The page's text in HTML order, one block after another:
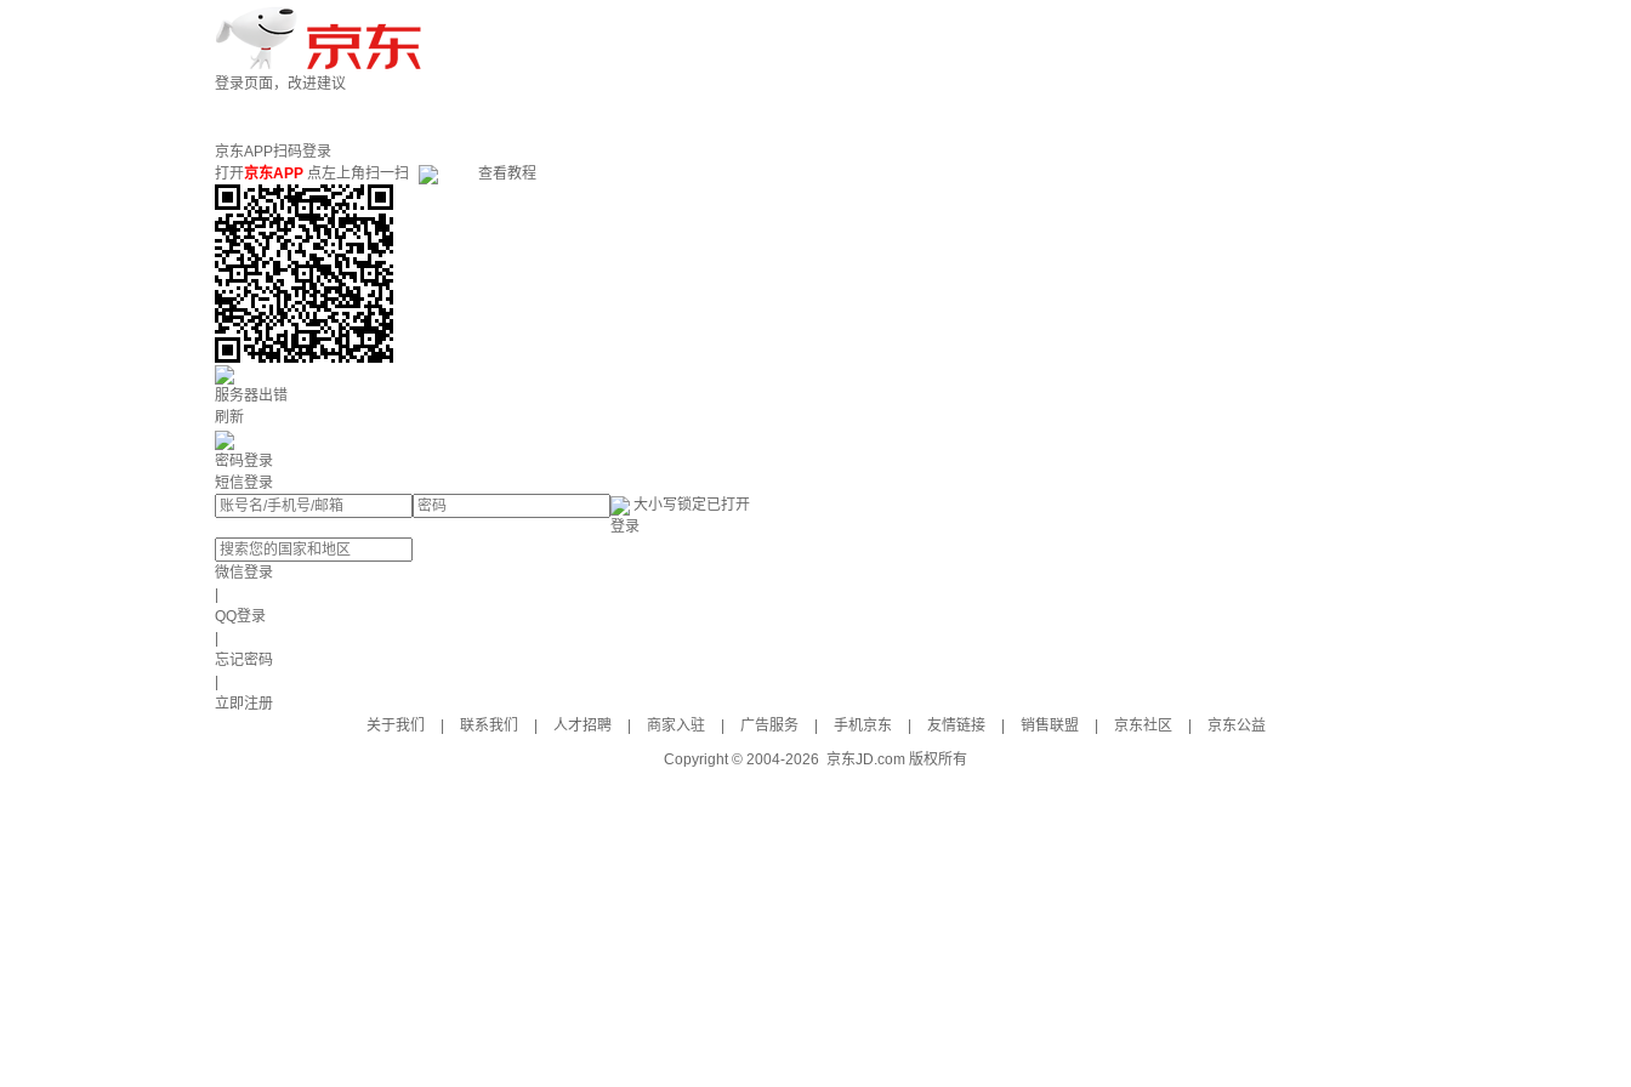
登录页面，改进建议
京东APP扫码登录
打开京东APP 点左上角扫一扫 查看教程
服务器出错
刷新
密码登录
短信登录
大小写锁定已打开
登录
微信登录
QQ登录
忘记密码
立即注册
关于我们
联系我们 人才招聘 商家入驻 广告服务 手机京东 友情链接 销售联盟 京东社区
京东公益
Copyright © 2004-2026 京东JD.com 版权所有